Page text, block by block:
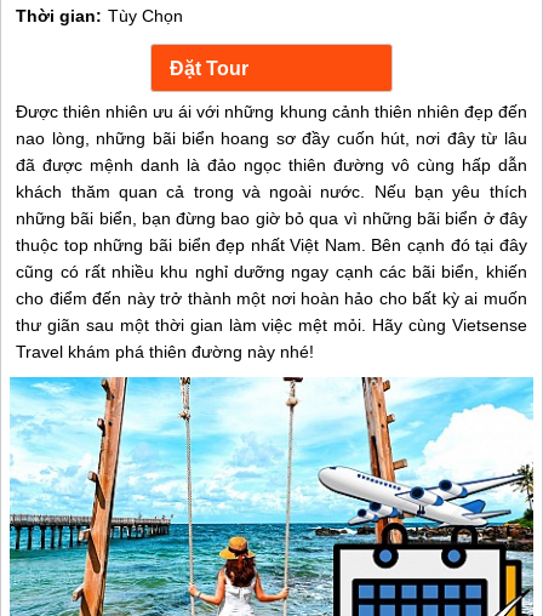
Thời gian: Tùy Chọn
Được thiên nhiên ưu ái với những khung cảnh thiên nhiên đẹp đến
nao lòng, những bãi biển hoang sơ đầy cuốn hút, nơi đây từ lâu
đã được mệnh danh là đảo ngọc thiên đường vô cùng hấp dẫn
khách thăm quan cả trong và ngoài nước. Nếu bạn yêu thích
những bãi biển, bạn đừng bao giờ bỏ qua vì những bãi biển ở đây
thuộc top những bãi biển đẹp nhất Việt Nam. Bên cạnh đó tại đây
cũng có rất nhiều khu nghỉ dưỡng ngay cạnh các bãi biển, khiến
cho điểm đến này trở thành một nơi hoàn hảo cho bất kỳ ai muốn
thư giãn sau một thời gian làm việc mệt mỏi. Hãy cùng Vietsense
Travel khám phá thiên đường này nhé!